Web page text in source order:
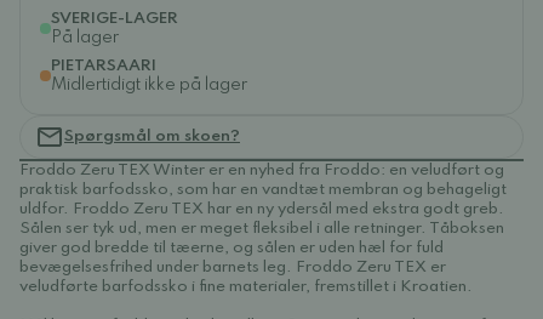
SVERIGE-LAGER
På lager
PIETARSAARI
Midlertidigt ikke på lager
Spørgsmål om skoen?
Froddo Zeru TEX Winter er en nyhed fra Froddo: en veludført og
praktisk barfodssko, som har en vandtæt membran og behageligt
uldfor. Froddo Zeru TEX har en ny ydersål med ekstra godt greb.
Sålen ser tyk ud, men er meget fleksibel i alle retninger. Tåboksen
giver god bredde til tæerne, og sålen er uden hæl for fuld
bevægelsesfrihed under barnets leg. Froddo Zeru TEX er
veludførte barfodssko i fine materialer, fremstillet i Kroatien.